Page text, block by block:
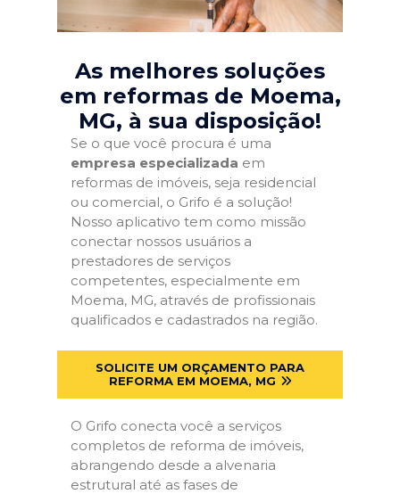
As melhores soluções
em reformas de Moema,
MG, à sua disposição!
Se o que você procura é uma
empresa especializada em
reformas de imóveis, seja residencial
ou comercial, o Grifo é a solução!
Nosso aplicativo tem como missão
conectar nossos usuários a
prestadores de serviços
competentes, especialmente em
Moema, MG, através de profissionais
qualificados e cadastrados na região.
SOLICITE UM ORÇAMENTO PARA
REFORMA EM MOEMA, MG
O Grifo conecta você a serviços
completos de reforma de imóveis,
abrangendo desde a alvenaria
estrutural até as fases de